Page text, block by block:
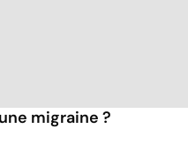
migraine ?